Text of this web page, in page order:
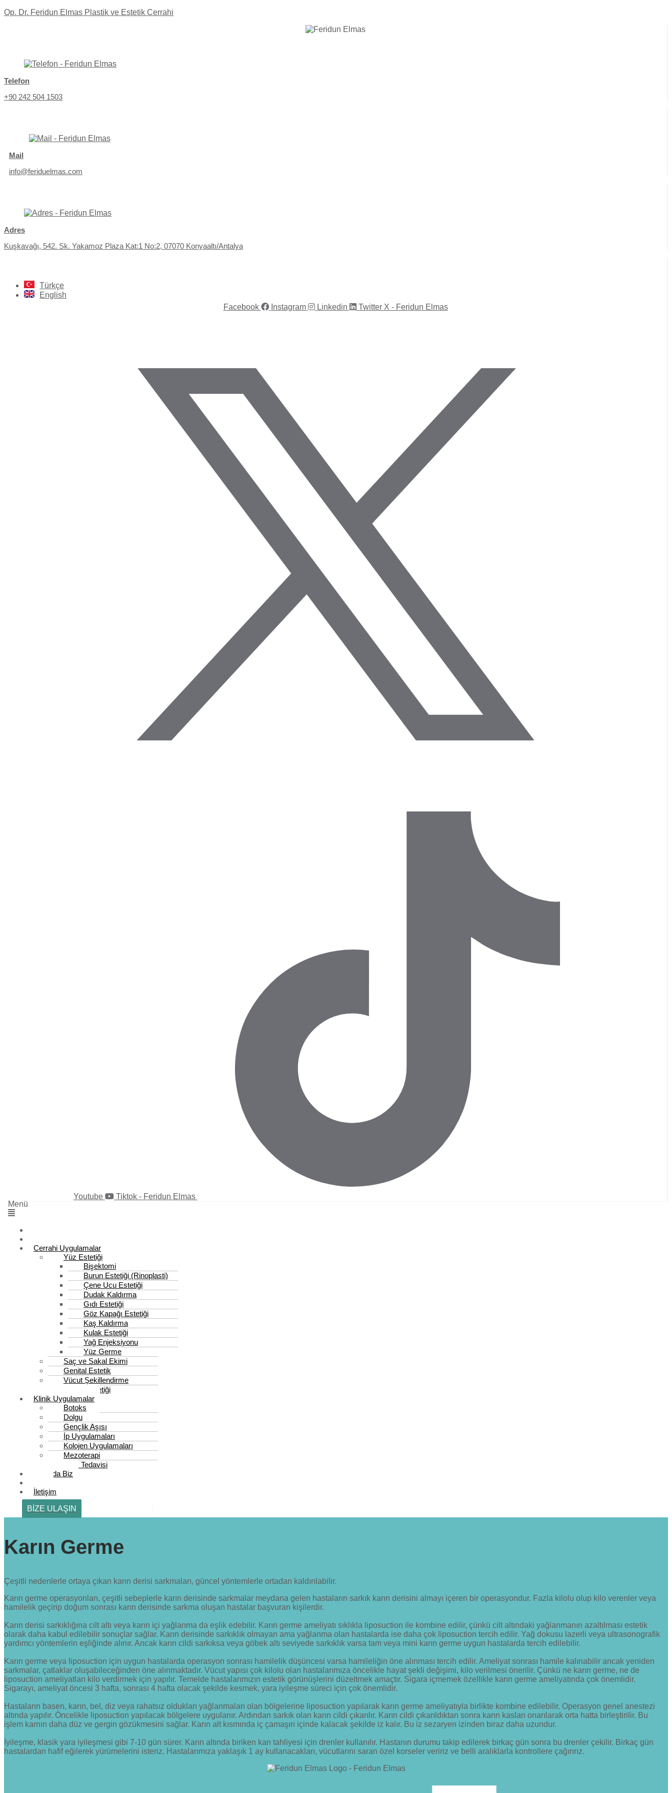
Op. Dr. Feridun Elmas Plastik ve Estetik Cerrahi
Telefon
+90 242 504 1503
Mail
info@feriduelmas.com
Adres
Kuşkavağı, 542. Sk. Yakamoz Plaza Kat:1 No:2, 07070 Konyaaltı/Antalya​
Türkçe
English
Facebook
Instagram Linkedin Twitter X - Feridun Elmas
Youtube
Tiktok - Feridun Elmas
Menü
Cerrahi Uygulamalar
Yüz Estetiği
Bişektomi
Burun Estetiği (Rinoplasti)
Çene Ucu Estetiği
Dudak Kaldırma
Gıdı Estetiği
Göz Kapağı Estetiği
Kaş Kaldırma
Kulak Estetiği
Yağ Enjeksiyonu
Yüz Germe
Saç ve Sakal Ekimi
Genital Estetik
Vücut Şekillendirme
Meme Estetiği
Klinik Uygulamalar
Botoks
Dolgu
Gençlik Aşısı
İp Uygulamaları
Kolojen Uygulamaları
Mezoterapi
PRP Tedavisi
Basında Biz
İletişim
BİZE ULAŞIN
Karın Germe
Çeşitli nedenlerle ortaya çıkan karın derisi sarkmaları, güncel yöntemlerle ortadan kaldırılabilir.
Karın germe operasyonları, çeşitli sebeplerle karın derisinde sarkmalar meydana gelen hastaların sarkık karın derisini almayı içeren bir operasyondur. Fazla kilolu olup kilo verenler veya
hamilelik geçirip doğum sonrası karın derisinde sarkma oluşan hastalar başvuran kişilerdir.
Karın derisi sarkıklığına cilt altı veya karın içi yağlanma da eşlik edebilir. Karın germe ameliyatı sıklıkla liposuction ile kombine edilir, çünkü cilt altındaki yağlanmanın azaltılması estetik
olarak daha kabul edilebilir sonuçlar sağlar. Karın derisinde sarkıklık olmayan ama yağlanma olan hastalarda ise daha çok liposuction tercih edilir. Yağ dokusu lazerli veya ultrasonografik
yardımcı yöntemlerin eşliğinde alınır. Ancak karın cildi sarkıksa veya göbek altı seviyede sarkıklık varsa tam veya mini karın germe uygun hastalarda tercih edilebilir.
Karın germe veya liposuction için uygun hastalarda operasyon sonrası hamilelik düşüncesi varsa hamileliğin öne alınması tercih edilir. Ameliyat sonrası hamile kalınabilir ancak yeniden
sarkmalar, çatlaklar oluşabileceğinden öne alınmaktadır. Vücut yapısı çok kilolu olan hastalarımıza öncelikle hayat şekli değişimi, kilo verilmesi önerilir. Çünkü ne karın germe, ne de
liposuction ameliyatları kilo verdirmek için yapılır. Temelde hastalarımızın estetik görünüşlerini düzeltmek amaçtır. Sigara içmemek özellikle karın germe ameliyatında çok önemlidir.
Sigarayı, ameliyat öncesi 3 hafta, sonrası 4 hafta olacak şekilde kesmek, yara iyileşme süreci için çok önemlidir.
Hastaların basen, karın, bel, diz veya rahatsız oldukları yağlanmaları olan bölgelerine liposuction yapılarak karın germe ameliyatıyla birlikte kombine edilebilir. Operasyon genel anestezi
altında yapılır. Öncelikle liposuction yapılacak bölgelere uygulanır. Ardından sarkık olan karın cildi çıkarılır. Karın cildi çıkarıldıktan sonra karın kasları onarılarak orta hatta birleştirilir. Bu
işlem karnın daha düz ve gergin gözükmesini sağlar. Karın alt kısmında iç çamaşırı içinde kalacak şekilde iz kalır. Bu iz sezaryen izinden biraz daha uzundur.
İyileşme, klasik yara iyileşmesi gibi 7-10 gün sürer. Karın altında biriken kan tahliyesi için drenler kullanılır. Hastanın durumu takip edilerek birkaç gün sonra bu drenler çekilir. Birkaç gün
hastalardan hafif eğilerek yürümelerini isteriz. Hastalarımıza yaklaşık 1 ay kullanacakları, vücutlarını saran özel korseler veririz ve belli aralıklarla kontrollere çağırırız.